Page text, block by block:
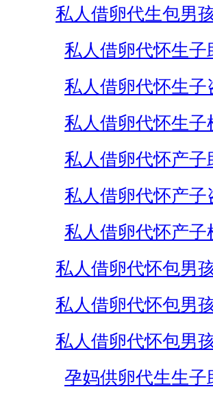
私人借卵代生包男
私人借卵代怀生子
私人借卵代怀生子
私人借卵代怀生子
私人借卵代怀产子
私人借卵代怀产子
私人借卵代怀产子
私人借卵代怀包男
私人借卵代怀包男
私人借卵代怀包男
孕妈供卵代生生子